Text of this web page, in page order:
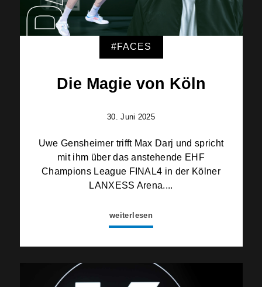
#FACES
Die Magie von Köln
30. Juni 2025
Uwe Gensheimer trifft Max Darj und spricht
mit ihm über das anstehende EHF
Champions League FINAL4 in der Kölner
LANXESS Arena....
weiterlesen